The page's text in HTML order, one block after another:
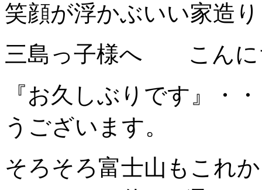
笑顔が浮かぶいい家造
三島っ子様へ こんに
『お久しぶりです』・
うございます。
そろそろ富士山もこれ